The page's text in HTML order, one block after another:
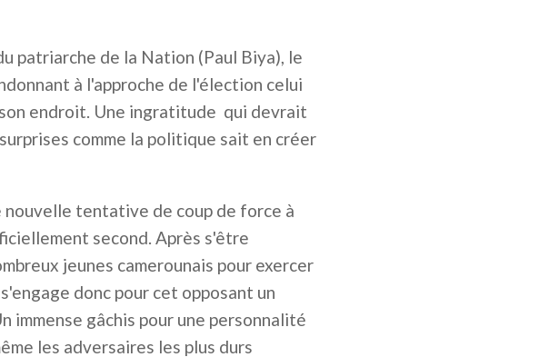
patriarche de la Nation (Paul Biya), le
à l'approche de l'élection celui
endroit. Une ingratitude qui devrait
comme la politique sait en créer
nouvelle tentative de coup de force à
second. Après s'être
jeunes camerounais pour exercer
donc pour cet opposant un
immense gâchis pour une personnalité
les adversaires les plus durs